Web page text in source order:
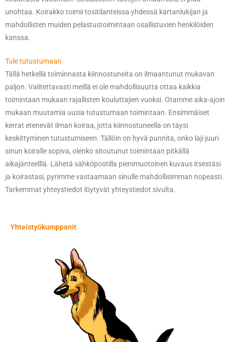
unohtaa. Koirakko toimii tositilanteissa yhdessä kartanlukijan ja
mahdollisten muiden pelastustoimintaan osallistuvien henkilöiden
kanssa.
Tule tutustumaan
Tällä hetkellä toiminnasta kiinnostuneita on ilmaantunut mukavan
paljon. Valitettavasti meillä ei ole mahdollisuutta ottaa kaikkia
toimintaan mukaan rajallisten kouluttajien vuoksi. Otamme aika-ajoin
mukaan muutamia uusia tutustumaan toimintaan. Ensimmäiset
kerrat etenevät ilman koiraa, jotta kiinnostuneella on täysi
keskittyminen tutustumiseen. Tällöin on hyvä punnita, onko laji juuri
sinun koiralle sopiva, olenko sitoutunut toimintaan pitkällä
aikajänteelllä. Lähetä sähköpostilla pienimuotoinen kuvaus itsestäsi
ja koirastasi, pyrimme vastaamaan sinulle mahdollisimman nopeasti.
Tarkemmat yhteystiedot löytyvät yhteystiedot sivulta.
Yhteistyökumppanit